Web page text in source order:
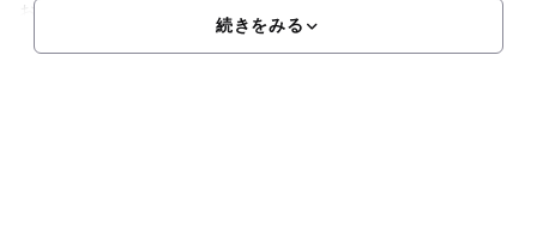
お話の通り、こちらのお湯は肩こりや打ち身に効果的とのこと
続きをみる